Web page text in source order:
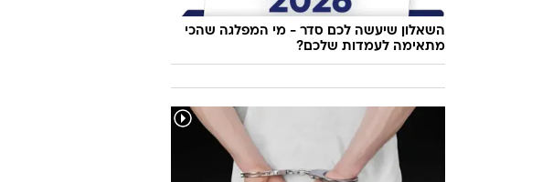
השאלון שיעשה לכם סדר - מי המפלגה שהכי
מתאימה לעמדות שלכם?